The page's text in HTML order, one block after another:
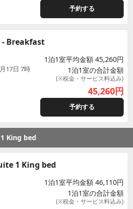
予約する
- Breakfast
17日 7時
1泊1室平均金額 45,260円
1泊1室の合計金額
(※税金・サービス料込み)
45,260円
予約する
King bed
1 King bed
1泊1室平均金額 46,110円
1泊1室の合計金額
(※税金・サービス料込み)